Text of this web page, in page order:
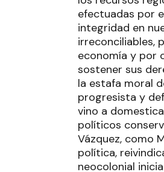
efectuadas por
integridad en
irreconciliables,
economía y por
sostener sus
la estafa moral
progresista y
vino a
políticos
Vázquez, como
política,
neocolonial